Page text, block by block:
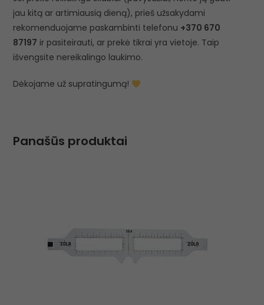
jau kitą ar artimiausią dieną), prieš užsakydami
rekomenduojame paskambinti telefonu +370 670
87197 ir pasiteirauti, ar prekė tikrai yra vietoje. Taip
išvengsite nereikalingo laukimo.
Dėkojame už supratingumą!
Panašūs produktai